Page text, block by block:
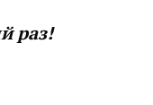
раз!